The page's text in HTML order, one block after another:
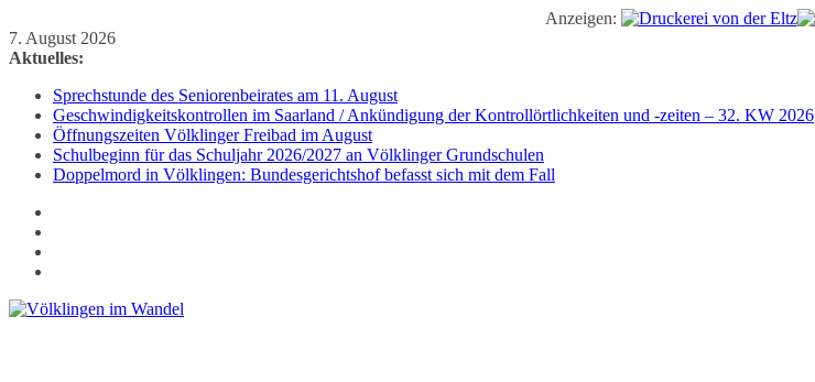
Anzeigen:
Zum
Inhalt
7. August 2026
Aktuelles:
Sprechstunde des Seniorenbeirates am 11. August
Geschwindigkeitskontrollen im Saarland / Ankündigung der Kontrollörtlichkeiten und -zeiten – 32. KW 2026
Öffnungszeiten Völklinger Freibad im August
Schulbeginn für das Schuljahr 2026/2027 an Völklinger Grundschulen
Doppelmord in Völklingen: Bundesgerichtshof befasst sich mit dem Fall